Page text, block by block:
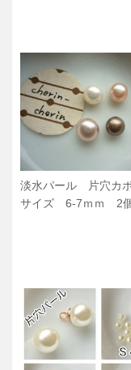
淡水パール 片穴カ
サイズ 6-7ｍｍ 2